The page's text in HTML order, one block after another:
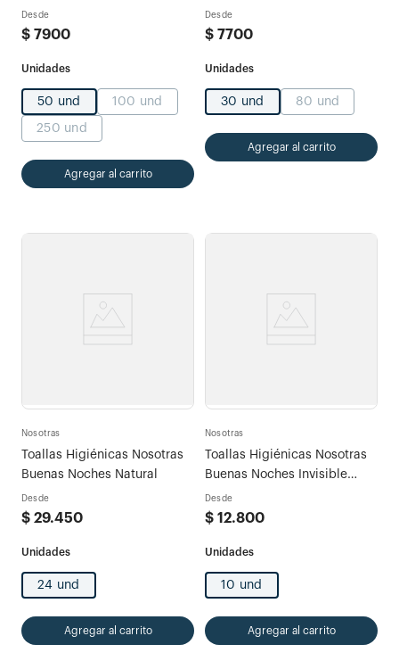
Desde
$ 7900
50 und 100 und
250 und
Agregar al carrito
Desde
$ 7700
30 und 80 und
Agregar al carrito
Nosotras
Toallas Higiénicas Nosotras
Buenas Noches Natural
Desde
$ 29.450
24 und
Agregar al carrito
Nosotras
Toallas Higiénicas Nosotras
Buenas Noches Invisible
Rapisec
Desde
$ 12.800
10 und
Agregar al carrito